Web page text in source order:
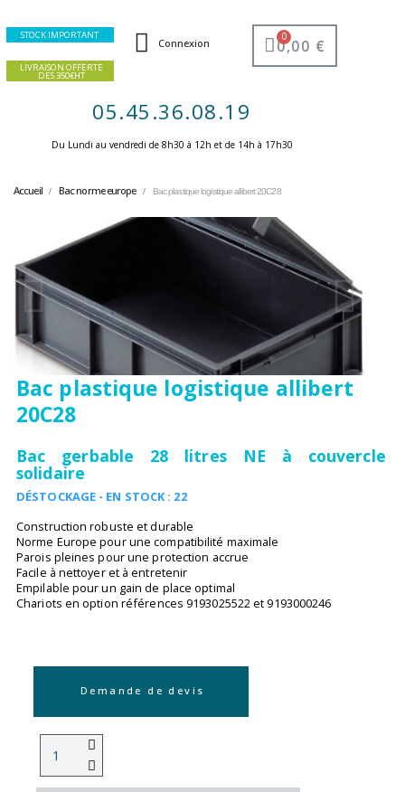
STOCK IMPORTANT
LIVRAISON OFFERTE
DES 350€HT
Connexion 0,00 €
05.45.36.08.19
Du Lundi au vendredi de 8h30 à 12h et de 14h à 17h30 ​
Accueil Bac norme europe Bac plastique logistique allibert 20C28
Bac plastique logistique allibert
20C28
Bac gerbable 28 litres NE à couvercle
solidaire
DÉSTOCKAGE - EN STOCK : 22
Construction robuste et durable
Norme Europe pour une compatibilité maximale
Parois pleines pour une protection accrue
Facile à nettoyer et à entretenir
Empilable pour un gain de place optimal
Chariots en option références 9193025522 et 9193000246
Demande de devis